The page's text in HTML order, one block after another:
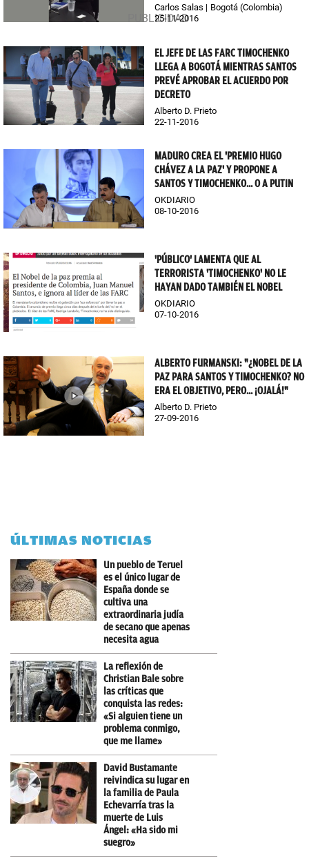
Carlos Salas
Bogotá (Colombia)
25-11-2016
EL JEFE DE LAS FARC TIMOCHENKO
LLEGA A BOGOTÁ MIENTRAS SANTOS
PREVÉ APROBAR EL ACUERDO POR
DECRETO
Alberto D. Prieto
22-11-2016
MADURO CREA EL 'PREMIO HUGO
CHÁVEZ A LA PAZ' Y PROPONE A
SANTOS Y TIMOCHENKO... O A PUTIN
OKDIARIO
08-10-2016
'PÚBLICO' LAMENTA QUE AL
TERRORISTA 'TIMOCHENKO' NO LE
HAYAN DADO TAMBIÉN EL NOBEL
OKDIARIO
07-10-2016
ALBERTO FURMANSKI: "¿NOBEL DE LA
PAZ PARA SANTOS Y TIMOCHENKO? NO
ERA EL OBJETIVO, PERO... ¡OJALÁ!"
Alberto D. Prieto
27-09-2016
ÚLTIMAS NOTICIAS
Un pueblo de Teruel
es el único lugar de
España donde se
cultiva una
extraordinaria judía
de secano que apenas
necesita agua
La reflexión de
Christian Bale sobre
las críticas que
conquista las redes:
«Si alguien tiene un
problema conmigo,
que me llame»
David Bustamante
reivindica su lugar en
la familia de Paula
Echevarría tras la
muerte de Luis
Ángel: «Ha sido mi
suegro»